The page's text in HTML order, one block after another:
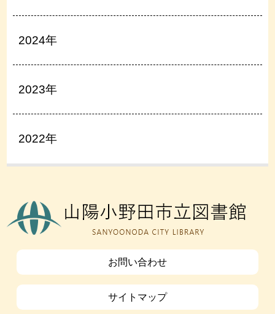
2024年
2023年
2022年
お問い合わせ
サイトマップ